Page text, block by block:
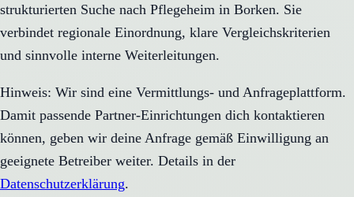
strukturierten Suche nach Pflegeheim in Borken. Sie
verbindet regionale Einordnung, klare Vergleichskriterien
und sinnvolle interne Weiterleitungen.
Hinweis: Wir sind eine Vermittlungs- und Anfrageplattform.
Damit passende Partner-Einrichtungen dich kontaktieren
können, geben wir deine Anfrage gemäß Einwilligung an
geeignete Betreiber weiter. Details in der
Datenschutzerklärung.